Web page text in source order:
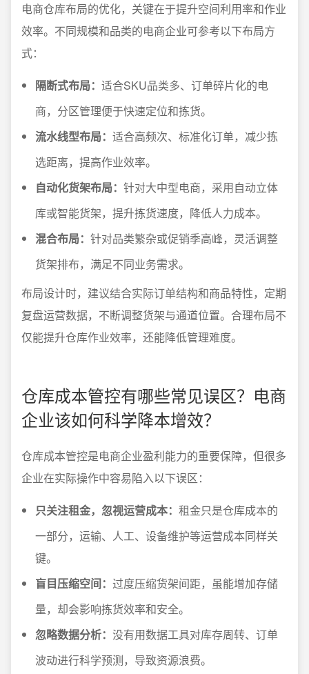
电商仓库布局的优化，关键在于提升空间利用率和作业
效率。不同规模和品类的电商企业可参考以下布局方
式：
隔断式布局： 适合SKU品类多、订单碎片化的电
商，分区管理便于快速定位和拣货。
流水线型布局： 适合高频次、标准化订单，减少拣
选距离，提高作业效率。
自动化货架布局： 针对大中型电商，采用自动立体
库或智能货架，提升拣货速度，降低人力成本。
混合布局： 针对品类繁杂或促销季高峰，灵活调整
货架排布，满足不同业务需求。
布局设计时，建议结合实际订单结构和商品特性，定期
复盘运营数据，不断调整货架与通道位置。合理布局不
仅能提升仓库作业效率，还能降低管理难度。
仓库成本管控有哪些常见误区？电商
企业该如何科学降本增效？
仓库成本管控是电商企业盈利能力的重要保障，但很多
企业在实际操作中容易陷入以下误区：
只关注租金，忽视运营成本： 租金只是仓库成本的
一部分，运输、人工、设备维护等运营成本同样关
键。
盲目压缩空间： 过度压缩货架间距，虽能增加存储
量，却会影响拣货效率和安全。
忽略数据分析： 没有用数据工具对库存周转、订单
波动进行科学预测，导致资源浪费。